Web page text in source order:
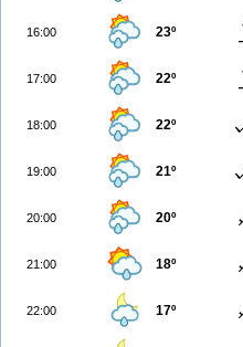
16:00 23º
17:00 22º
18:00 22º
19:00 21º
20:00 20º
21:00 18º
22:00 17º